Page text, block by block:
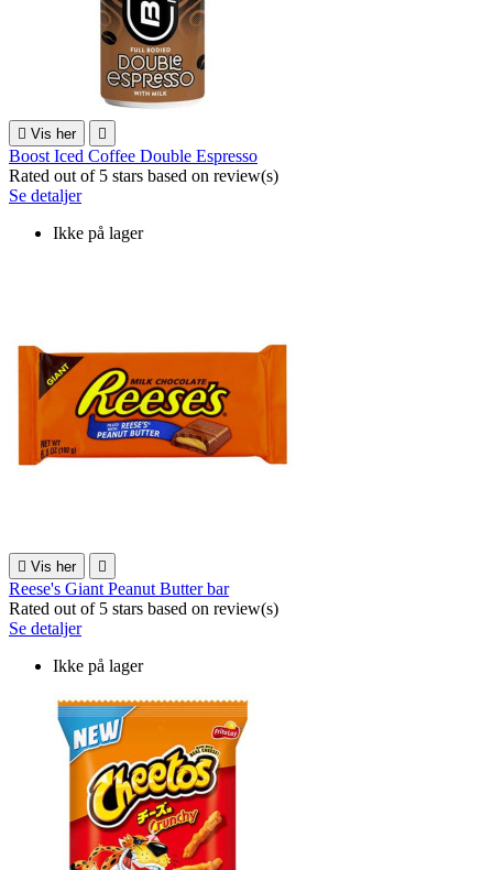
 Vis her 
Boost Iced Coffee Double Espresso
Rated out of 5 stars based on review(s)
Se detaljer
Ikke på lager
 Vis her 
Reese's Giant Peanut Butter bar
Rated out of 5 stars based on review(s)
Se detaljer
Ikke på lager